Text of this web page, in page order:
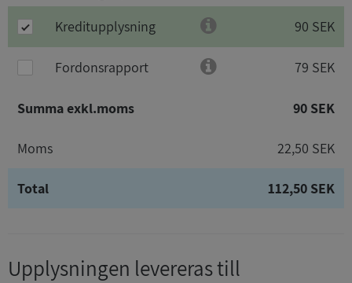
Kreditupplysning 90 SEK
Fordonsrapport 79 SEK
Summa exkl.moms 90 SEK
Moms 22,50 SEK
Total 112,50 SEK
Upplysningen levereras till